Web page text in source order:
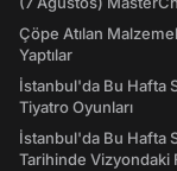
Çöpe Atılan
Yaptılar
İstanbul'da Bu Hafta
Tiyatro Oyunları
İstanbul'da Bu Hafta
Tarihinde Vizyondaki